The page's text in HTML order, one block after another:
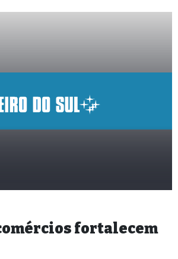
fortalecem